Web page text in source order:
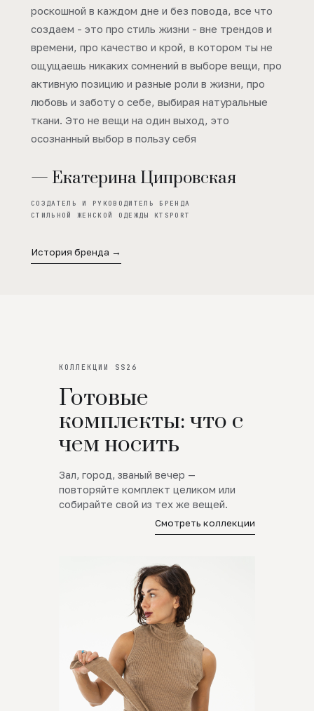
роскошной в каждом дне и без повода, все что
создаем - это про стиль жизни - вне трендов и
времени, про качество и крой, в котором ты не
ощущаешь никаких сомнений в выборе вещи, про
активную позицию и разные роли в жизни, про
любовь и заботу о себе, выбирая натуральные
ткани. Это не вещи на один выход, это
осознанный выбор в пользу себя
— Екатерина Ципровская
СОЗДАТЕЛЬ И РУКОВОДИТЕЛЬ БРЕНДА
СТИЛЬНОЙ ЖЕНСКОЙ ОДЕЖДЫ KTSPORT
История бренда →
КОЛЛЕКЦИИ SS26
Готовые
комплекты: что с
чем носить
Зал, город, званый вечер —
повторяйте комплект целиком или
собирайте свой из тех же вещей.
Смотреть коллекции